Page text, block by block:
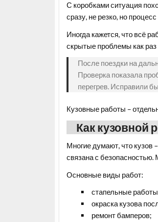
С коробками ситуация
сразу, не резко, но
Иногда кажется, что всё
скрытые проблемы как
После поездки на
Проверка показала
перегрев. Исправили
Кузовные работы –
Как кузовной
Многие думают, что кузов
связана с
Основные виды работ:
стапельные
окраска кузова
ремонт бамперов;